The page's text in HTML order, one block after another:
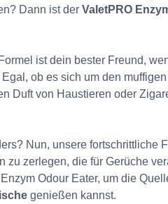
Dann ist der ValetPRO
ist dein bester Freund,
Egal, ob es sich um den
Duft von Haustieren oder
Nun, unsere fortschrittliche
zu zerlegen, die für Gerüche
Odour Eater, um die
genießen kannst.